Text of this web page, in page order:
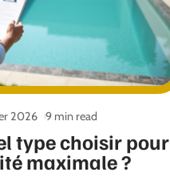
type choisir pour
maximale ?
2026 9 min read